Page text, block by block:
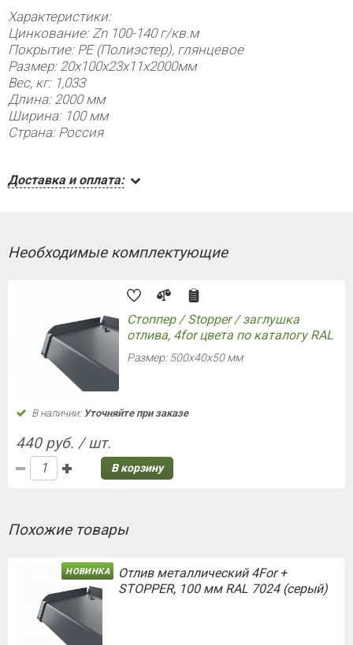
Характеристики:
Цинкование: Zn 100-140 г/кв.м
Покрытие: РЕ (Полиэстер), глянцевое
Размер: 20х100х23х11х2000мм
Вес, кг: 1,033
Длина: 2000 мм
Ширина: 100 мм
Страна: Россия
Доставка и оплата:
Необходимые комплектующие
Стоппер / Stopper / заглушка
отлива, 4for цвета по каталогу RAL
Размер: 500х40х50 мм
В наличии: Уточняйте при заказе
440 руб. / шт.
В корзину
Похожие товары
НОВИНКА
Отлив металлический 4For +
STOPPER, 100 мм RAL 7024 (серый)